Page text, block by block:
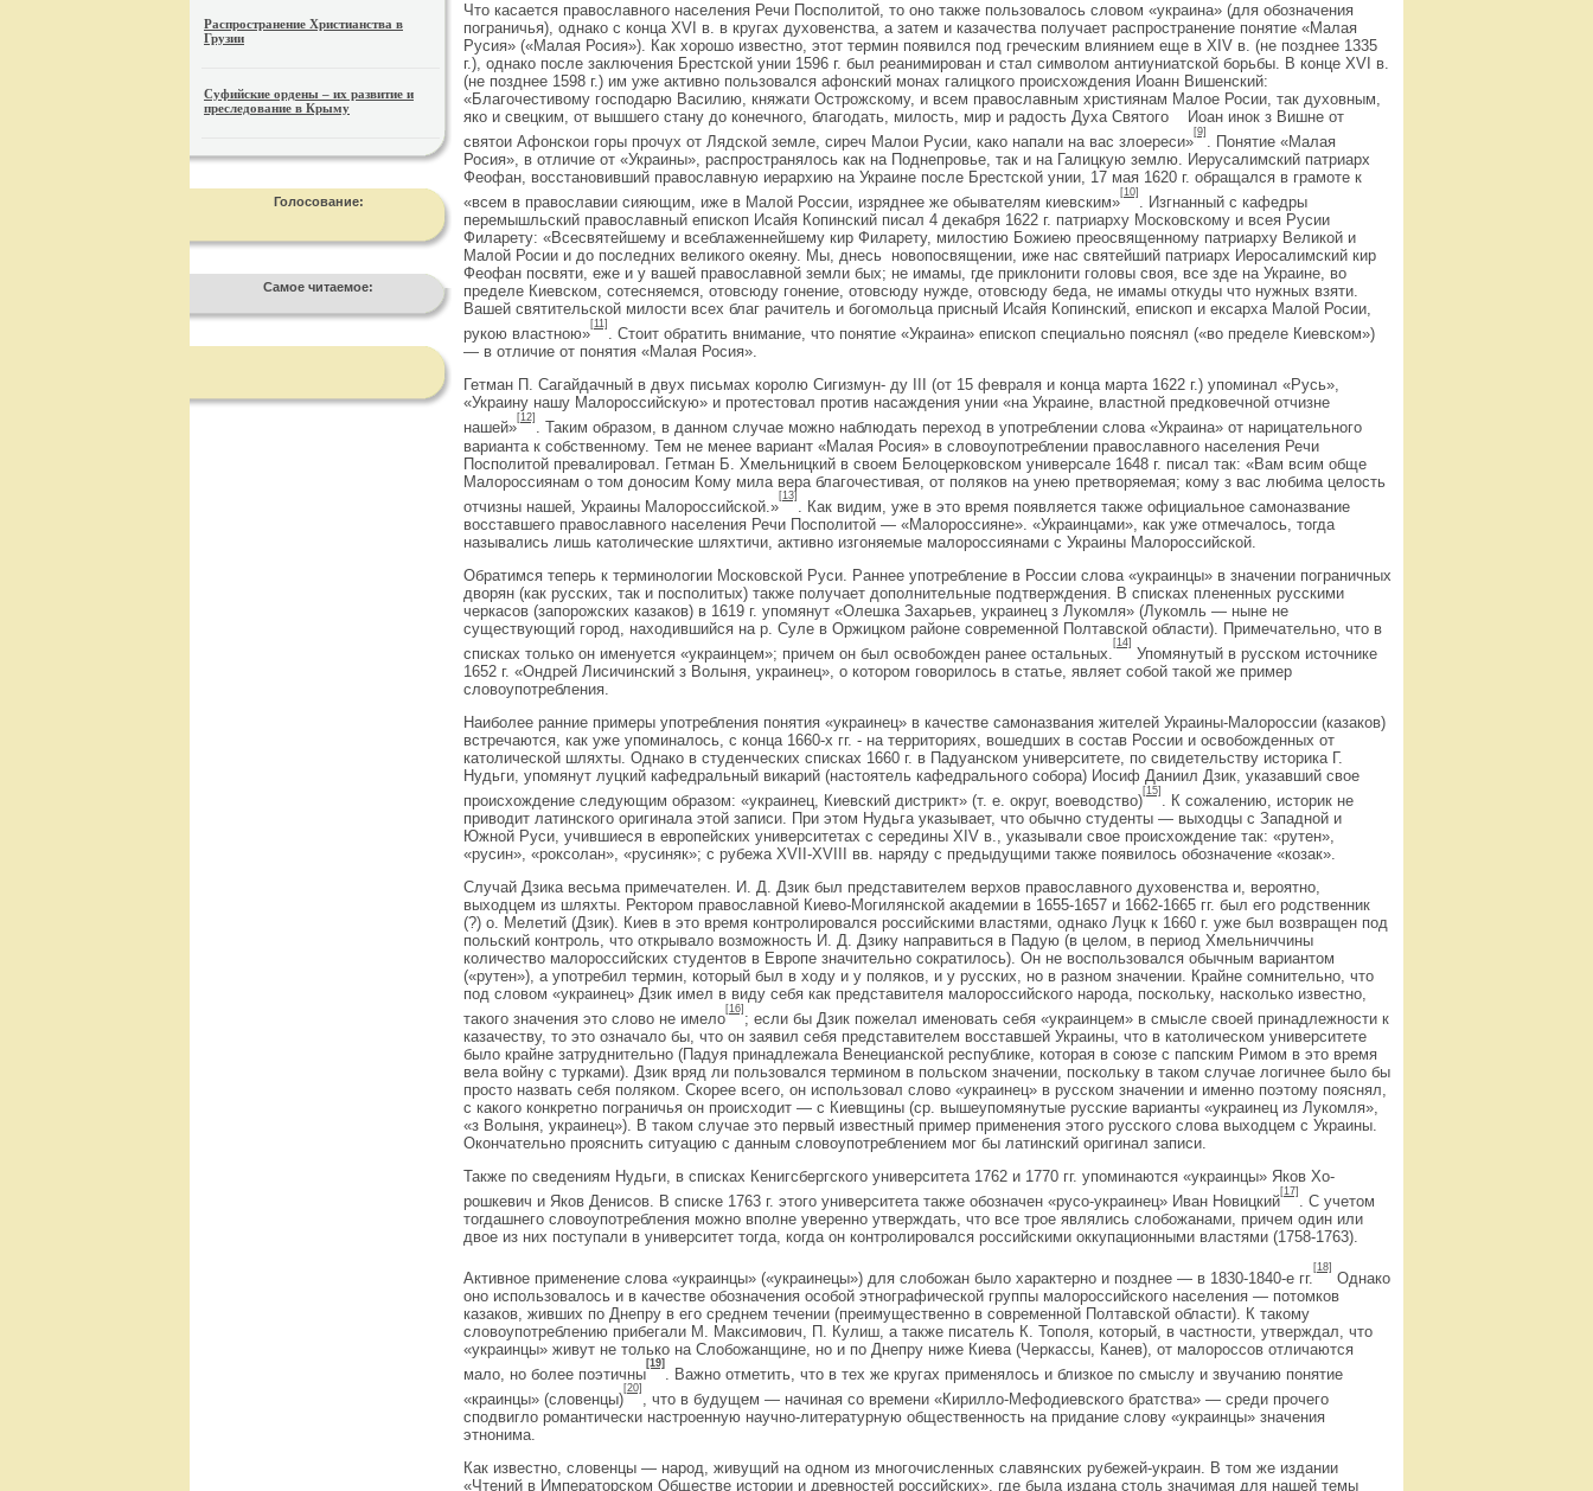
Распространение Христианства в
Грузии
Суфийские ордены – их развитие и
преследование в Крыму
Голосование:
Самое читаемое:
Что касается православного населения Речи Посполитой, то оно также пользовалось словом «украина» (для обозначения
пограничья), однако с конца XVI в. в кругах духовенства, а затем и казачества получает распространение понятие «Малая
Русия» («Малая Росия»). Как хорошо известно, этот термин появился под греческим влиянием еще в XIV в. (не позднее 1335
г.), однако после заключения Брестской унии 1596 г. был реанимирован и стал сим­волом антиуниатской борьбы. В конце XVI в.
(не позднее 1598 г.) им уже активно пользовался афонский монах галицкого происхождения Иоанн Вишенский:
«Благочестивому господарю Василию, княжати Острожскому, и всем православным християнам Малое Росии, так духовным,
яко и свецким, от вышшего стану до конечного, благодать, милость, мир и радость Духа Святого Иоан инок з Вишне от
святои Афонскои горы прочух от Лядской земле, сиреч Малои Русии, како напали на вас злоереси»
[9]
. Понятие «Малая
Росия», в отличие от «Украины», распространялось как на Поднепровье, так и на Галицкую землю. Иерусалимский патриарх
Феофан, восстановивший православную иерархию на Украине после Брестской унии, 17 мая 1620 г. обращался в грамоте к
«всем в православии сияющим, иже в Малой России, изряднее же обывателям киевским»
[10]
. Изгнанный с кафедры
перемышльский православный епископ Исайя Копинский писал 4 декабря 1622 г. патриарху Московскому и всея Русии
Филарету: «Всесвятейшему и всеблаженнейшему кир Филарету, милостию Божиею преосвященному патриарху Великой и
Малой Росии и до последних великого океяну. Мы, днесь новопосвящении, иже нас святейший патриарх Иеросалимский кир
Феофан посвяти, еже и у вашей православной земли бых; не имамы, где приклонити головы своя, все зде на Украине, во
пределе Киевском, сотесняемся, отовсюду гонение, отовсюду нужде, отовсюду беда, не имамы откуды что нужных взяти.
Вашей святительской милости всех благ рачитель и богомольца присный Исайя Копинский, епископ и ексарха Малой Росии,
рукою властною»
[11]
. Стоит обратить внимание, что понятие «Украина» епископ специально пояснял («во пределе Киевском»)
— в отличие от понятия «Малая Росия».
Гетман П. Сагайдачный в двух письмах королю Сигизмун- ду III (от 15 февраля и конца марта 1622 г.) упоминал «Русь»,
«Украину нашу Малороссийскую» и протестовал против насаждения унии «на Украине, властной предковечной отчизне
нашей»
[12]
. Таким образом, в данном случае можно наблюдать переход в употреблении слова «Украина» от нарицательного
варианта к собственному. Тем не менее вариант «Малая Росия» в словоупотреблении православного населения Речи
Посполитой превалировал. Гетман Б. Хмельницкий в своем Белоцерковском универсале 1648 г. писал так: «Вам всим обще
Малороссиянам о том доносим Кому мила вера благочестивая, от поляков на унею претворяемая; кому з вас любима целость
отчизны нашей, Украины Малороссийской.»
[13]
. Как видим, уже в это время появляется также официальное самоназвание
восставшего православного населения Речи Посполитой — «Малороссияне». «Украинцами», как уже отмечалось, тогда
назывались лишь католические шляхтичи, активно изгоняемые малороссиянами с Украины Малороссийской.
Обратимся теперь к терминологии Московской Руси. Раннее употребление в России слова «украинцы» в значении пограничных
дворян (как русских, так и посполитых) также получает дополнительные подтверждения. В списках плененных русскими
черкасов (запорожских казаков) в 1619 г. упомянут «Олешка Захарьев, украинец з Лукомля» (Лукомль — ныне не
существующий город, находившийся на р. Суле в Оржицком районе современной Полтавской области). Примечательно, что в
списках только он именуется «украинцем»; причем он был освобожден ранее остальных.
[14]
Упомянутый в русском источнике
1652 г. «Ондрей Лисичинский з Волыня, украинец», о котором говорилось в статье, являет собой такой же пример
словоупотребления.
Наиболее ранние примеры употребления понятия «украинец» в качестве самоназвания жителей Украины-Малороссии (казаков)
встречаются, как уже упоминалось, с конца 1660-х гг. - на территориях, вошедших в состав России и освобожденных от
католической шляхты. Однако в студенческих списках 1660 г. в Падуанском университете, по свидетельству историка Г.
Нудьги, упомянут луцкий кафедральный викарий (настоятель кафедрального собора) Иосиф Даниил Дзик, указавший свое
происхождение следующим образом: «украинец, Киевский дистрикт» (т. е. округ, воеводство)
[15]
. К сожалению, историк не
приводит латинского оригинала этой записи. При этом Нудьга указывает, что обычно студенты — выходцы с Западной и
Южной Руси, учившиеся в европейских университетах с середины XIV в., указывали свое происхождение так: «рутен»,
«русин», «роксолан», «русиняк»; с рубежа XVII-XVIII вв. наряду с предыдущими также появилось обозначение «козак».
Случай Дзика весьма примечателен. И. Д. Дзик был представителем верхов православного духовенства и, вероятно,
выходцем из шляхты. Ректором православной Киево-Могилянской академии в 1655-1657 и 1662-1665 гг. был его родственник
(?) о. Мелетий (Дзик). Киев в это время контролировался российскими властями, однако Луцк к 1660 г. уже был возвращен под
польский контроль, что открывало возможность И. Д. Дзику направиться в Падую (в целом, в период Хмельниччины
количество малороссийских студентов в Европе значительно сократилось). Он не воспользовался обычным вариантом
(«рутен»), а употребил термин, который был в ходу и у поляков, и у русских, но в разном значении. Крайне сомнительно, что
под словом «украинец» Дзик имел в виду себя как представителя малороссийского народа, поскольку, насколько известно,
такого значения это слово не имело
[16]
; если бы Дзик пожелал именовать себя «украинцем» в смысле своей принадлежности к
казачеству, то это означало бы, что он заявил себя представителем восставшей Украины, что в католическом университете
было крайне затруднительно (Падуя принадлежала Венецианской республике, которая в союзе с папским Римом в это время
вела войну с турками). Дзик вряд ли пользовался термином в польском значении, поскольку в таком случае логичнее было бы
просто назвать себя поляком. Скорее всего, он использовал слово «украинец» в русском значении и именно поэтому пояснял,
с какого конкретно пограничья он происходит — с Киевщины (ср. вышеупомянутые русские варианты «украинец из Лукомля»,
«з Волыня, украинец»). В таком случае это первый известный пример применения этого русского слова выходцем с Украины.
Окончательно прояснить ситуацию с данным словоупотреблением мог бы латинский оригинал записи.
Также по сведениям Нудьги, в списках Кенигсбергского университета 1762 и 1770 гг. упоминаются «украинцы» Яков Хо-
рошкевич и Яков Денисов. В списке 1763 г. этого университета также обозначен «русо-украинец» Иван Новицкий
[17]
. С учетом
тогдашнего словоупотребления можно вполне уверенно утверждать, что все трое являлись слобожанами, причем один или
двое из них поступали в университет тогда, когда он контролировался российскими оккупационными властями (1758-1763).
Активное применение слова «украинцы» («украинецы») для слобожан было характерно и позднее — в 1830-1840-е гг.
[18]
Однако
оно использовалось и в качестве обозначения особой этнографической группы малороссийского населения — потомков
казаков, живших по Днепру в его среднем течении (преимущественно в современной Полтавской области). К такому
словоупотреблению прибегали М. Максимович, П. Кулиш, а также писатель К. Тополя, который, в частности, утверждал, что
«украинцы» живут не только на Слобожанщине, но и по Днепру ниже Киева (Черкассы, Канев), от малороссов отличаются
мало, но более поэтичны
[19]
. Важно отметить, что в тех же кругах применялось и близкое по смыслу и звучанию понятие
«краинцы» (словенцы)
[20]
, что в будущем — начиная со времени «Кирилло-Мефодиевского братства» — среди прочего
сподвигло романтически настроенную научно-литературную общественность на придание слову «украинцы» значения
этнонима.
Как известно, словенцы — народ, живущий на одном из многочисленных славянских рубежей-украин. В том же издании
«Чтений в Императорском Обществе истории и древностей российских», где была издана столь значимая для нашей темы